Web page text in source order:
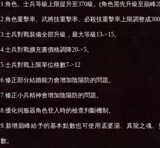
1.角色、士兵等級上限提升至370級。 (角色需先升級至巔峰2
2.角色重擊率、武將技重擊率、必殺技重擊率上限調整成
3.士兵對戰裝備全部升級，最大等級13->15。
4.士兵對戰擴充書價格調降20->5。
5.士兵對戰上限單位格數7->12
6.修正部分結婚能力會增加陰陽防的問題。
7.修正小兵精神會增加陰陽防的問題。
8.優化伺服器角色登入時的檢查判斷機制。
9.新增巔峰給予的基本點數也可使用孟婆湯、真龍之魂
數。